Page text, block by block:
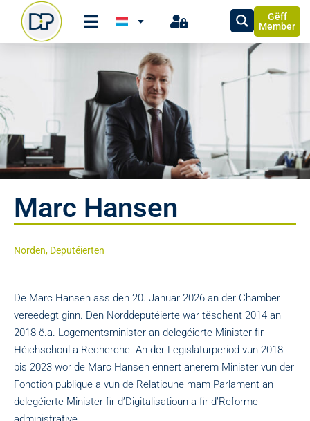
Gëff
Member
Marc Hansen
Norden, Deputéierten
De Marc Hansen ass den 20. Januar 2026 an der Chamber
vereedegt ginn. Den Norddeputéierte war tëschent 2014 an
2018 ë.a. Logementsminister an delegéierte Minister fir
Héichschoul a Recherche. An der Legislaturperiod vun 2018
bis 2023 wor de Marc Hansen ënnert anerem Minister vun der
Fonction publique a vun de Relatioune mam Parlament an
delegéierte Minister fir d’Digitalisatioun a fir d’Reforme